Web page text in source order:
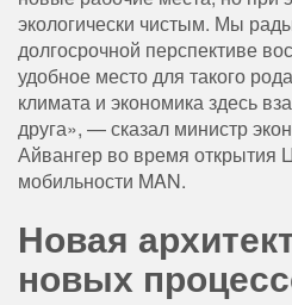
экологически чистым. Мы
долгосрочной перспективе
удобное место для такого
климата и экономика здесь
друга», — сказал министр
Айвангер во время открытия
мобильности MAN.
Новая
новых